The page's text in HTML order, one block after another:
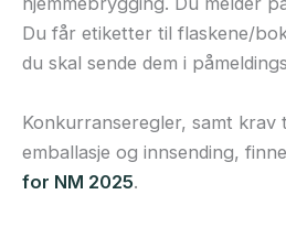
Du får etiketter til flaskene/
du skal sende dem i
Konkurranseregler, samt krav
emballasje og innsending,
for NM 2025.